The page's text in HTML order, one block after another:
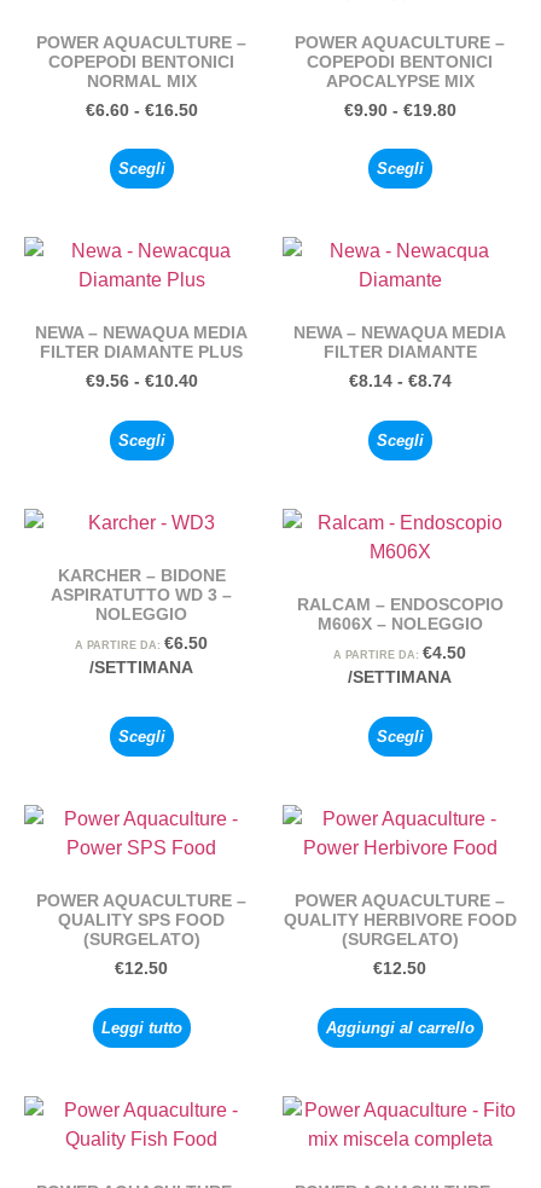
POWER AQUACULTURE –
COPEPODI BENTONICI
NORMAL MIX
€6.60 - €16.50
Scegli
POWER AQUACULTURE –
COPEPODI BENTONICI
APOCALYPSE MIX
€9.90 - €19.80
Scegli
NEWA – NEWAQUA MEDIA
FILTER DIAMANTE PLUS
€9.56 - €10.40
Scegli
NEWA – NEWAQUA MEDIA
FILTER DIAMANTE
€8.14 - €8.74
Scegli
KARCHER – BIDONE
ASPIRATUTTO WD 3 –
NOLEGGIO
A PARTIRE DA: €6.50
/SETTIMANA
Scegli
RALCAM – ENDOSCOPIO
M606X – NOLEGGIO
A PARTIRE DA: €4.50
/SETTIMANA
Scegli
POWER AQUACULTURE –
QUALITY SPS FOOD
(SURGELATO)
€12.50
Leggi tutto
POWER AQUACULTURE –
QUALITY HERBIVORE FOOD
(SURGELATO)
€12.50
Aggiungi al carrello